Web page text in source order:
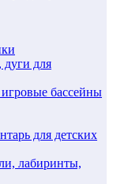
дуги для
бассейны
для детских
лабиринты,